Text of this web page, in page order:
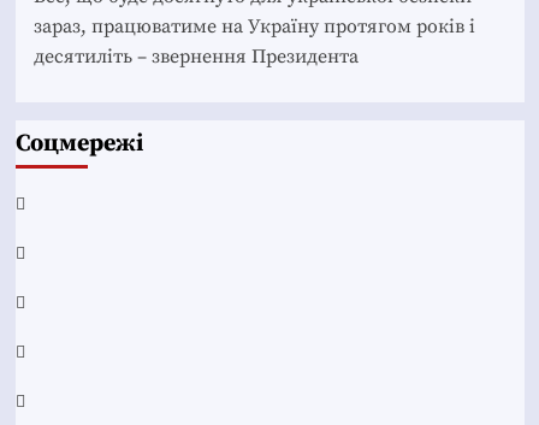
зараз, працюватиме на Україну протягом років і
десятиліть – звернення Президента
Соцмережі
Facebook
YouTube
Telegram
Instagram
Twitter